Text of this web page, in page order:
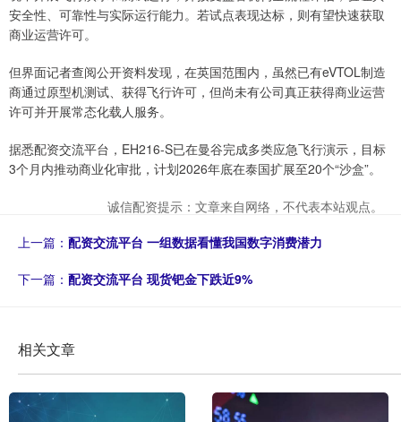
安全性、可靠性与实际运行能力。若试点表现达标，则有望快速获取
商业运营许可。
但界面记者查阅公开资料发现，在英国范围内，虽然已有eVTOL制造
商通过原型机测试、获得飞行许可，但尚未有公司真正获得商业运营
许可并开展常态化载人服务。
据悉配资交流平台，EH216-S已在曼谷完成多类应急飞行演示，目标
3个月内推动商业化审批，计划2026年底在泰国扩展至20个“沙盒”。
诚信配资提示：文章来自网络，不代表本站观点。
上一篇： 配资交流平台 一组数据看懂我国数字消费潜力
下一篇： 配资交流平台 现货钯金下跌近9%
相关文章